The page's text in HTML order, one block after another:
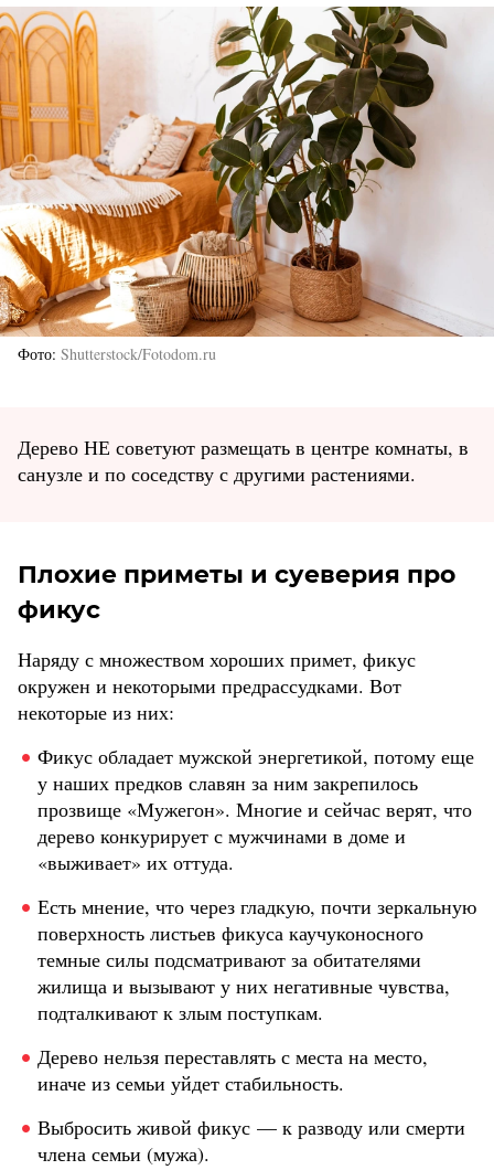
Фото Shutterstock/Fotodom.ru
Дерево НЕ советуют размещать в центре комнаты, в
санузле и по соседству с другими растениями.
Плохие приметы и суеверия про
фикус
Наряду с множеством хороших примет, фикус
окружен и некоторыми предрассудками. Вот
некоторые из них:
Фикус обладает мужской энергетикой, потому еще
у наших предков славян за ним закрепилось
прозвище «Мужегон». Многие и сейчас верят, что
дерево конкурирует с мужчинами в доме и
«выживает» их оттуда.
Есть мнение, что через гладкую, почти зеркальную
поверхность листьев фикуса каучуконосного
темные силы подсматривают за обитателями
жилища и вызывают у них негативные чувства,
подталкивают к злым поступкам.
Дерево нельзя переставлять с места на место,
иначе из семьи уйдет стабильность.
Выбросить живой фикус — к разводу или смерти
члена семьи (мужа).